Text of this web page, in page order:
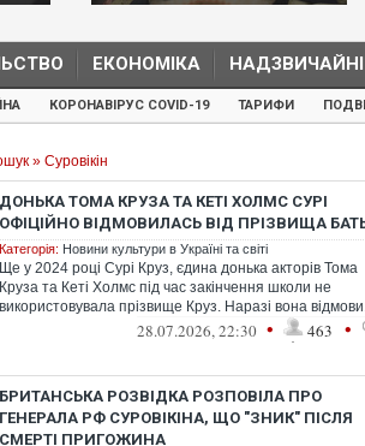
ЕКОНОМІКА НАДЗВИЧАЙНІ
КОРОНАВІРУС COVID-19 ТАРИФИ
» Суровікін
ДОНЬКА ТОМА КРУЗА ТА КЕТІ ХОЛМС СУРІ
ОФІЦІЙНО ВІДМОВИЛАСЬ ВІД ПРІЗВИЩА
Категорія: Новини культури в Україні та світі
Ще у 2024 році Сурі Круз, єдина донька акторів Тома
Круза та Кеті Холмс під час закінчення школи не
використовувала прізвище Круз. Наразі вона
28.07.2026, 22:30 • 463 •
БРИТАНСЬКА РОЗВІДКА РОЗПОВІЛА ПРО
ГЕНЕРАЛА РФ СУРОВІКІНА, ЩО "ЗНИК" ПІСЛЯ
СМЕРТІ ПРИГОЖИНА